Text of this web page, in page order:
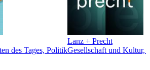
des Tages, Politik
Lanz + Precht
Gesellschaft und Kultur,